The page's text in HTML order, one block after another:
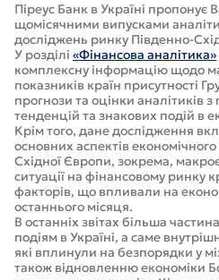
Піреус Банк в Україні пропонує
щомісячними випусками
досліджень ринку Південно-
У розділі «Фінансова аналітика»
комплексну інформацію щодо
показників країн присутності
прогнози та оцінки аналітиків
тенденцій та знакових подій в
Крім того, дане дослідження
основних аспектів
Східної Європи, зокрема,
ситуації на фінансовому ринку
факторів, що впливали на
останнього місяця.
В останніх звітах більша
подіям в Україні, а саме
які вплинули на безпорядки у
також відновленню економіки